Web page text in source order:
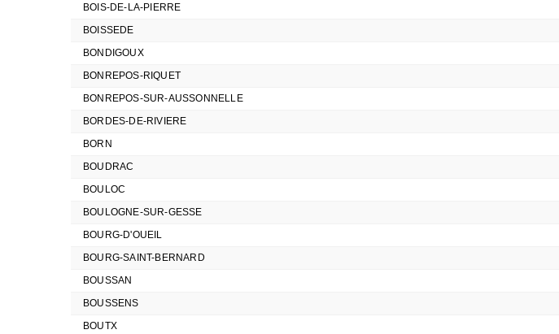
BOIS-DE-LA-PIERRE
BOISSEDE
BONDIGOUX
BONREPOS-RIQUET
BONREPOS-SUR-AUSSONNELLE
BORDES-DE-RIVIERE
BORN
BOUDRAC
BOULOC
BOULOGNE-SUR-GESSE
BOURG-D'OUEIL
BOURG-SAINT-BERNARD
BOUSSAN
BOUSSENS
BOUTX